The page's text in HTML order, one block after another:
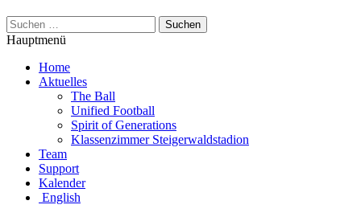
Suchen
nach:
Hauptmenü
Home
Aktuelles
The Ball
Unified Football
Spirit of Generations
Klassenzimmer Steigerwaldstadion
Team
Support
Kalender
English